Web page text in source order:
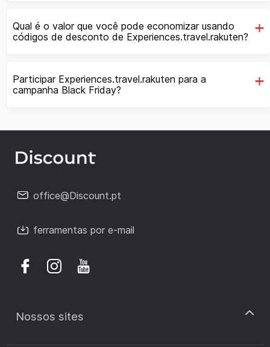
Qual é o valor que você pode economizar usando
códigos de desconto de Experiences.travel.rakuten?
Participar Experiences.travel.rakuten para a
campanha Black Friday?
office@Discount.pt
ferramentas por e-mail
Nossos sites